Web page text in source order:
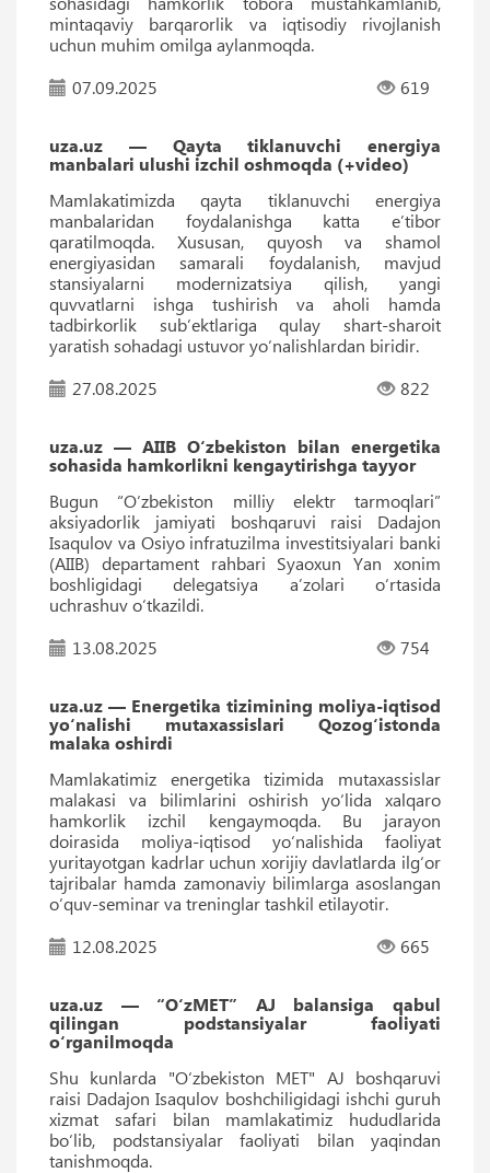
mintaqaviy barqarorlik va iqtisodiy rivojlanish
uchun muhim omilga aylanmoqda.
07.09.2025
619
uza.uz — Qayta tiklanuvchi energiya
manbalari ulushi izchil oshmoqda (+video)
Mamlakatimizda qayta tiklanuvchi energiya
manbalaridan foydalanishga katta e’tibor
qaratilmoqda. Xususan, quyosh va shamol
energiyasidan samarali foydalanish, mavjud
stansiyalarni modernizatsiya qilish, yangi
quvvatlarni ishga tushirish va aholi hamda
tadbirkorlik sub’ektlariga qulay shart-sharoit
yaratish sohadagi ustuvor yo‘nalishlardan biridir.
27.08.2025
822
uza.uz — AIIB O‘zbekiston bilan energetika
sohasida hamkorlikni kengaytirishga tayyor
Bugun “O‘zbekiston milliy elektr tarmoqlari”
aksiyadorlik jamiyati boshqaruvi raisi Dadajon
Isaqulov va Osiyo infratuzilma investitsiyalari banki
(AIIB) departament rahbari Syaoxun Yan xonim
boshligidagi delegatsiya aʼzolari o‘rtasida
uchrashuv o‘tkazildi.
13.08.2025
754
uza.uz — Energetika tizimining moliya-iqtisod
yo‘nalishi mutaxassislari Qozog‘istonda
malaka oshirdi
Mamlakatimiz energetika tizimida mutaxassislar
malakasi va bilimlarini oshirish yo‘lida xalqaro
hamkorlik izchil kengaymoqda. Bu jarayon
doirasida moliya-iqtisod yo‘nalishida faoliyat
yuritayotgan kadrlar uchun xorijiy davlatlarda ilg‘or
tajribalar hamda zamonaviy bilimlarga asoslangan
o‘quv-seminar va treninglar tashkil etilayotir.
12.08.2025
665
uza.uz — “O‘zMET” AJ balansiga qabul
qilingan podstansiyalar faoliyati
o‘rganilmoqda
Shu kunlarda "O‘zbekiston MET" AJ boshqaruvi
raisi Dadajon Isaqulov boshchiligidagi ishchi guruh
xizmat safari bilan mamlakatimiz hududlarida
bo‘lib, podstansiyalar faoliyati bilan yaqindan
tanishmoqda.